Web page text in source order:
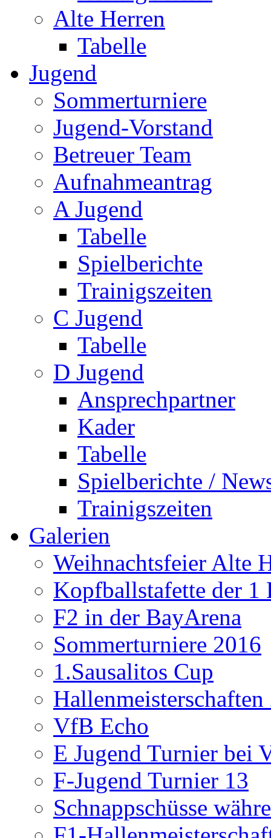
Alte Herren
Tabelle
Jugend
Sommerturniere
Jugend-Vorstand
Betreuer Team
Aufnahmeantrag
A Jugend
Tabelle
Spielberichte
Trainigszeiten
C Jugend
Tabelle
D Jugend
Ansprechpartner
Kader
Tabelle
Spielberichte /
Trainigszeiten
Galerien
Weihnachtsfeier Alte
Kopfballstafette der 1
F2 in der BayArena
Sommerturniere 2016
1.Sausalitos Cup
Hallenmeisterschaften
VfB Echo
E Jugend Turnier bei
F-Jugend Turnier 13
Schnappschüsse